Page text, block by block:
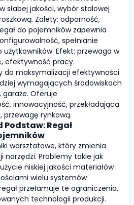
słabej jakości, wybór stalowej
Zalety: odporność,
do pojemników zapewnia
spełnianie
Efekt: przewaga w
efektywność pracy.
do maksymalizacji efektywności
wymagających środowiskach
Oferuje
innowacyjność, przekładającą
przewagę rynkową.
Regał
warsztatowe, który zmienia
narzędzi. Problemy takie jak
niskiej jakości materiałów
wielu systemów
przełamuje te ograniczenia,
technologii produkcji.